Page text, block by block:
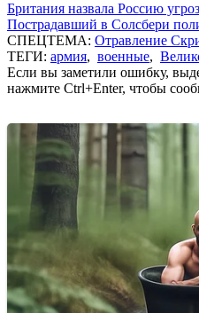
Британия назвала Россию
Пострадавший в Солсбери
СПЕЦТЕМА: Отравление
ТЕГИ: армия, военные,
Если вы заметили ошибку,
нажмите Ctrl+Enter, чтобы